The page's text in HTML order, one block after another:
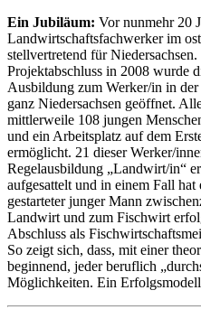
Ein Jubiläum: Vor nunmehr 20
Landwirtschaftsfachwerker im
stellvertretend für
Projektabschluss in 2008 wurde
Ausbildung zum Werker/in in
ganz Niedersachsen geöffnet.
mittlerweile 108 jungen
und ein Arbeitsplatz auf dem
ermöglicht. 21 dieser Werker/
Regelausbildung „Landwirt/in“
aufgesattelt und in einem Fall
gestarteter junger Mann
Landwirt und zum Fischwirt
Abschluss als
So zeigt sich, dass, mit einer
beginnend, jeder beruflich
Möglichkeiten. Ein